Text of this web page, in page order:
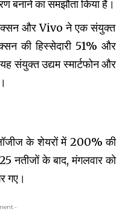
बनाने का समझौता किया है।
और Vivo ने एक संयुक्त
की हिस्सेदारी 51% और
संयुक्त उद्यम स्मार्टफोन और
के शेयरों में 200% की
नतीजों के बाद, मंगलवार को
गए।
-